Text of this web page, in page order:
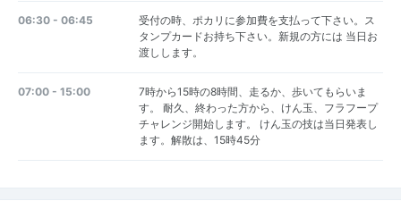
06:30 - 06:45
受付の時、ポカリに参加費を支払って下さい。ス
タンプカードお持ち下さい。新規の方には 当日お
渡しします。
07:00 - 15:00
7時から15時の8時間、走るか、歩いてもらいま
す。 耐久、終わった方から、けん玉、フラフープ
チャレンジ開始します。 けん玉の技は当日発表し
ます。解散は、15時45分